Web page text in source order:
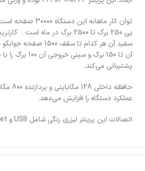
توان کار ماهانه
پی 250 برگ تا 2500 برگ در ماه
سفید آن هر کدام تا سقف
پشتیبانی می‌کند.
حافظه
عملکرد دستگاه را افزایش می‌دهد.
اتصالات این پرینتر لیزری رنگی شامل USB و Ethernet می‌شود .